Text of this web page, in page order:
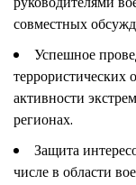
совместных
Успешное
активности
регионах.
Защита
числе в области